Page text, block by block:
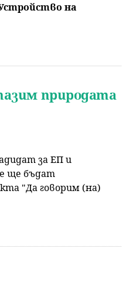
на
природата
за ЕП и
ще бъдат
"Да говорим (на)